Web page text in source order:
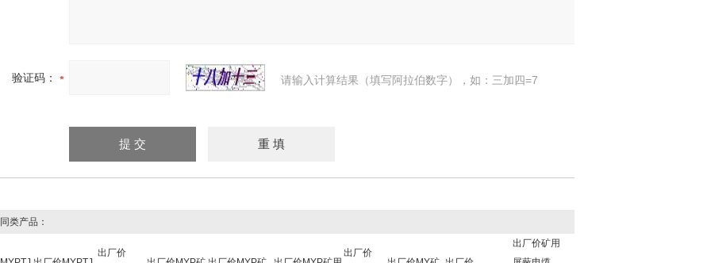
验证码： 请输入计算结果（填写阿拉伯数字），如：三加四=7
类产品：
出厂价
出厂价
出厂价矿用